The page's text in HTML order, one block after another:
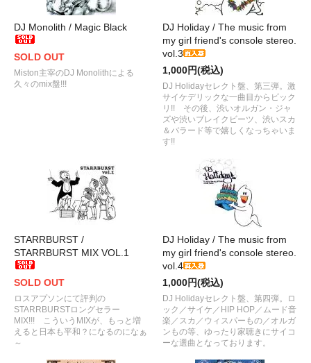
DJ Monolith / Magic Black
SOLD OUT
Miston主宰のDJ Monolithによる
久々のmix盤!!!
DJ Holiday / The music from
my girl friend's console stereo.
vol.3
1,000円(税込)
DJ Holidayセレクト盤、第三弾。激
サイケデリックな一曲目からビック
リ!! その後、渋いオルガン・ジャ
ズや渋いブレイクビーツ、渋いスカ
＆バラード等で嬉しくなっちゃいま
す!!
STARRBURST /
STARRBURST MIX VOL.1
SOLD OUT
ロスアプソンにて評判の
STARRBURSTロングセラー
MIX!!! こういうMIXが、もっと増
えると日本も平和？になるのになぁ
～
DJ Holiday / The music from
my girl friend's console stereo.
vol.4
1,000円(税込)
DJ Holidayセレクト盤、第四弾。ロ
ック／サイケ／HIP HOP／ムード音
楽／スカ／ウィスパーもの／オルガ
ンもの等、ゆったり家聴きにサイコ
ーな選曲となっております。